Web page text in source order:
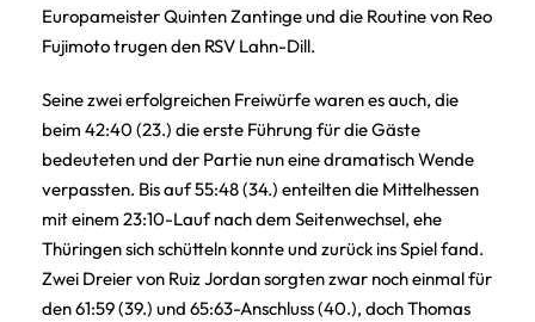
Europameister Quinten Zantinge und die Routine von Reo
Fujimoto trugen den RSV Lahn-Dill.
Seine zwei erfolgreichen Freiwürfe waren es auch, die
beim 42:40 (23.) die erste Führung für die Gäste
bedeuteten und der Partie nun eine dramatisch Wende
verpassten. Bis auf 55:48 (34.) enteilten die Mittelhessen
mit einem 23:10-Lauf nach dem Seitenwechsel, ehe
Thüringen sich schütteln konnte und zurück ins Spiel fand.
Zwei Dreier von Ruiz Jordan sorgten zwar noch einmal für
den 61:59 (39.) und 65:63-Anschluss (40.), doch Thomas